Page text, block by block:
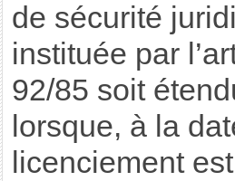
de sécurité
instituée par
92/85 soit
lorsque, à la
licenciement